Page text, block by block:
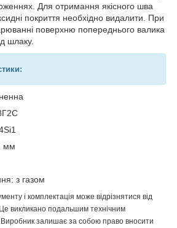
Для отримання якісного шва
покриття необхідно видалити. При
поверхню попереднього валика
шлаку.
мм
з газом
і комплектація може відрізнятися від
викликано подальшим технічним
залишає за собою право вносити